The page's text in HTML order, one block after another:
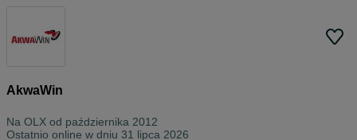
AkwaWin
Na OLX od października 2012
Ostatnio online w dniu 31 lipca 2026